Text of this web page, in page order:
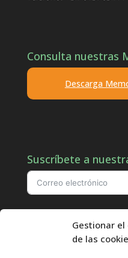
Gestionar
de las
Consulta nuestras
Descarga
Suscríbete a
electrónico para que puedan